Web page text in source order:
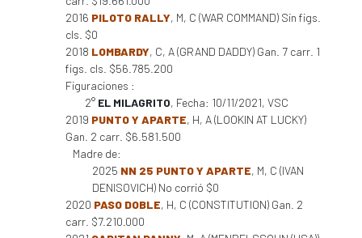
2016 PILOTO RALLY, M, C (WAR COMMAND) Sin figs.
cls. $0
2018 LOMBARDY, C, A (GRAND DADDY) Gan. 7 carr. 1
figs. cls. $56.785.200
Figuraciones :
2° EL MILAGRITO, Fecha: 10/11/2021, VSC
2019 PUNTO Y APARTE, H, A (LOOKIN AT LUCKY)
Gan. 2 carr. $6.581.500
Madre de:
2025 NN 25 PUNTO Y APARTE, M, C (IVAN
DENISOVICH) No corrió $0
2020 PASO DOBLE, H, C (CONSTITUTION) Gan. 2
carr. $7.210.000